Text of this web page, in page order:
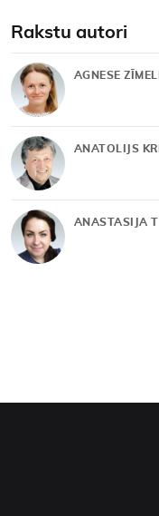
Rakstu autori
AGNESE
ANATOLIJS
ANASTASIJA